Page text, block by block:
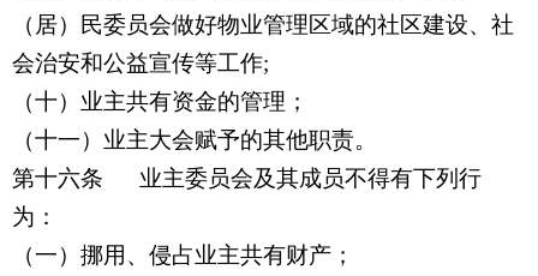
（居）民委员会做好物业管理区域的社区建设、社
会治安和公益宣传等工作;
（十）业主共有资金的管理；
（十一）业主大会赋予的其他职责。
第十六条
业主委员会及其成员不得有下列行
为：
（一）挪用、侵占业主共有财产；